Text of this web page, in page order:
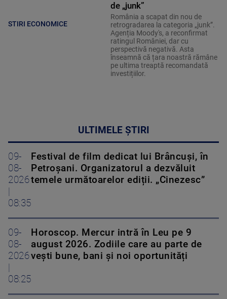
STIRI ECONOMICE
de „junk”
România a scapat din nou de
retrogradarea la categoria „junk”.
Agenția Moody's, a reconfirmat
ratingul României, dar cu
perspectivă negativă. Asta
înseamnă că țara noastră rămâne
pe ultima treaptă recomandată
investițiilor.
ULTIMELE ȘTIRI
09-
08-
2026
08:35
Festival de film dedicat lui Brâncuși, în
Petroșani. Organizatorul a dezvăluit
temele următoarelor ediții. „Cinezesc”
09-
08-
2026
08:25
Horoscop. Mercur intră în Leu pe 9
august 2026. Zodiile care au parte de
vești bune, bani și noi oportunități